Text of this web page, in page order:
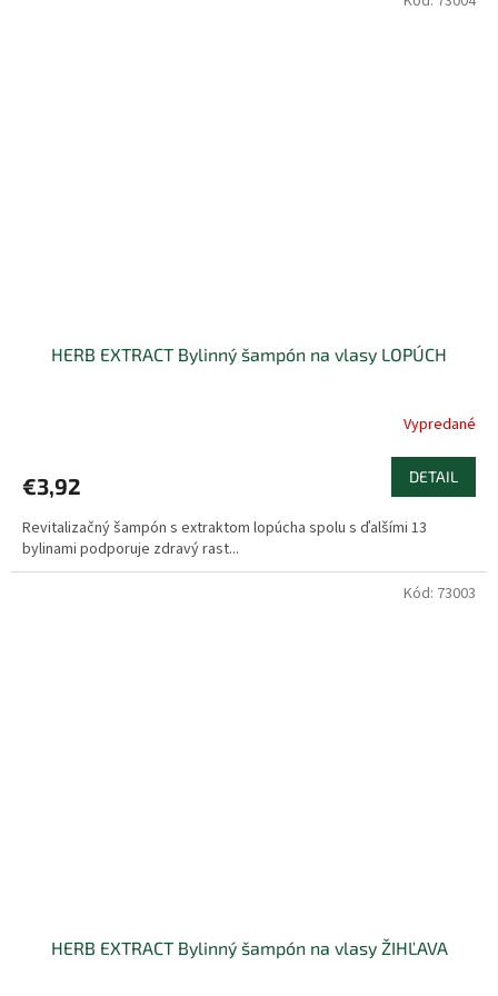
HERB EXTRACT Bylinný šampón na vlasy LOPÚCH
Vypredané
€3,92 DETAIL
Revitalizačný šampón s extraktom lopúcha spolu s ďalšími 13
bylinami podporuje zdravý rast...
HERB EXTRACT Bylinný šampón na vlasy ŽIHĽAVA
Kód: 73003